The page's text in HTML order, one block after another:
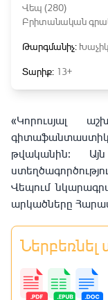
Վեպ (280)
Բրիտանական
Թարգմանիչ:
Տարիք: 13+
«Կորուսյալ
թվականին։
Վեպում
արկածները